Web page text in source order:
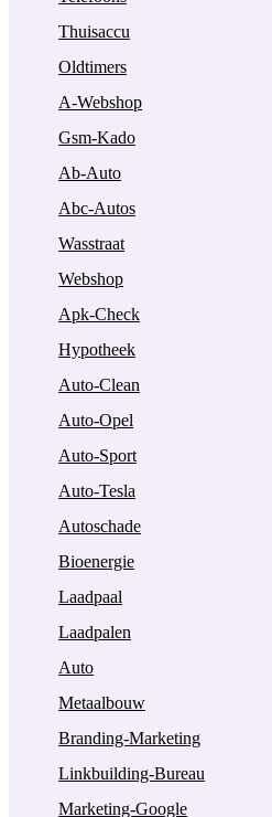
Thuisaccu
Oldtimers
A-Webshop
Gsm-Kado
Ab-Auto
Abc-Autos
Wasstraat
Webshop
Apk-Check
Hypotheek
Auto-Clean
Auto-Opel
Auto-Sport
Auto-Tesla
Autoschade
Bioenergie
Laadpaal
Laadpalen
Auto
Metaalbouw
Branding-Marketing
Linkbuilding-Bureau
Marketing-Google